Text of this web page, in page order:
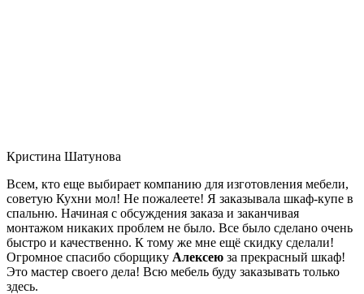
Кристина Шатунова
Всем, кто еще выбирает компанию для изготовления мебели,
советую Кухни мол! Не пожалеете! Я заказывала шкаф-купе в
спальню. Начиная с обсуждения заказа и заканчивая
монтажом никаких проблем не было. Все было сделано очень
быстро и качественно. К тому же мне ещё скидку сделали!
Огромное спасибо сборщику Алексею за прекрасный шкаф!
Это мастер своего дела! Всю мебель буду заказывать только
здесь.